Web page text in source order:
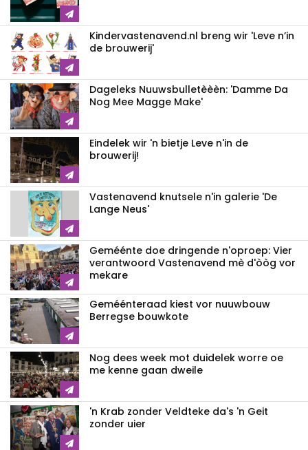
Kindervastenavend.nl breng wir 'Leve n’in
de brouwerij'
Dageleks Nuuwsbulletèèèn: 'Damme Da
Nog Mee Magge Make'
Eindelek wir 'n bietje Leve n'in de
brouwerij!
Vastenavend knutsele n'in galerie 'De
Lange Neus'
Geméénte doe dringende n'oproep: Vier
verantwoord Vastenavend mè d'òòg vor
mekare
Geméénteraad kiest vor nuuwbouw
Berregse bouwkote
Nog dees week mot duidelek worre oe
me kenne gaan dweile
'n Krab zonder Veldteke da's 'n Geit
zonder uier